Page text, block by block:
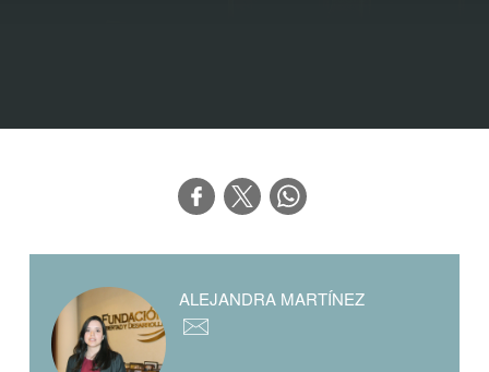
ALEJANDRA MARTÍNEZ